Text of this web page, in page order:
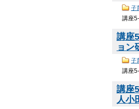
子
講座
講座
ョン
子
講座
講座
人小